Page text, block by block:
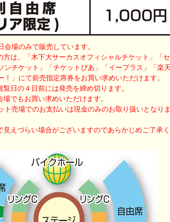
場のみで販売しています。
は、「木下大サーカスオフィシャルチケット」「
ンチケット」「チケットぴあ」「イープラス」「楽
！」にて前売指定席券をお買い求めいただけます。
日の４日前には発売を締め切ります。
でもお買い求めいただけます。
売場でのお支払いは現金のみのお取り扱いとなりま
えづらい場合がございますのであらかじめご了承